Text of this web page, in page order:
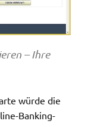
– Ihre
würde die
Banking-